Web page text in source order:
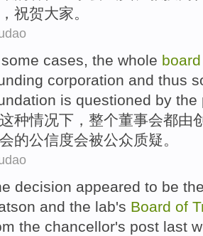
， 祝贺大家。
some cases, the whole
corporation and thus
is questioned by the
这种情况下 ， 整个董事会都由
的公信度会被公众质疑。
decision appeared to be
and the lab's Board of
the chancellor's post last